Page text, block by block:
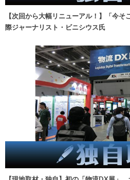
【次回から大幅リニューアル！】「今
際ジャーナリスト・ビニシウス氏